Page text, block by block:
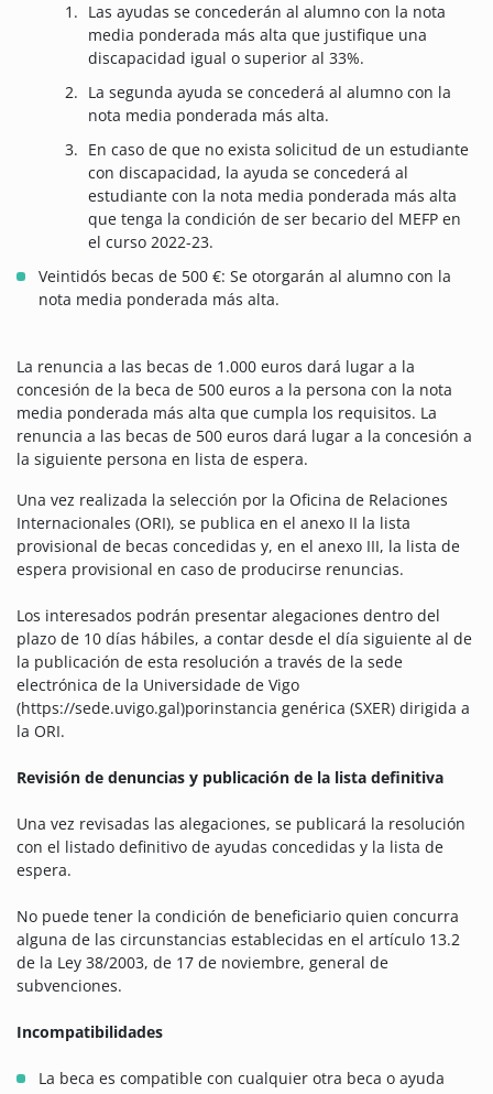
Las ayudas se concederán al alumno con la nota
media ponderada más alta que justifique una
discapacidad igual o superior al 33%.
La segunda ayuda se concederá al alumno con la
nota media ponderada más alta.
En caso de que no exista solicitud de un estudiante
con discapacidad, la ayuda se concederá al
estudiante con la nota media ponderada más alta
que tenga la condición de ser becario del MEFP en
el curso 2022-23.
Veintidós becas de 500 €: Se otorgarán al alumno con la
nota media ponderada más alta.
La renuncia a las becas de 1.000 euros dará lugar a la
concesión de la beca de 500 euros a la persona con la nota
media ponderada más alta que cumpla los requisitos. La
renuncia a las becas de 500 euros dará lugar a la concesión a
la siguiente persona en lista de espera.
Una vez realizada la selección por la Oficina de Relaciones
Internacionales (ORI), se publica en el anexo II la lista
provisional de becas concedidas y, en el anexo III, la lista de
espera provisional en caso de producirse renuncias.
Los interesados podrán presentar alegaciones dentro del
plazo de 10 días hábiles, a contar desde el día siguiente al de
la publicación de esta resolución a través de la sede
electrónica de la Universidade de Vigo
(https://sede.uvigo.gal)porinstancia genérica (SXER) dirigida a
la ORI.
Revisión de denuncias y publicación de la lista definitiva
Una vez revisadas las alegaciones, se publicará la resolución
con el listado definitivo de ayudas concedidas y la lista de
espera.
No puede tener la condición de beneficiario quien concurra
alguna de las circunstancias establecidas en el artículo 13.2
de la Ley 38/2003, de 17 de noviembre, general de
subvenciones.
Incompatibilidades
La beca es compatible con cualquier otra beca o ayuda